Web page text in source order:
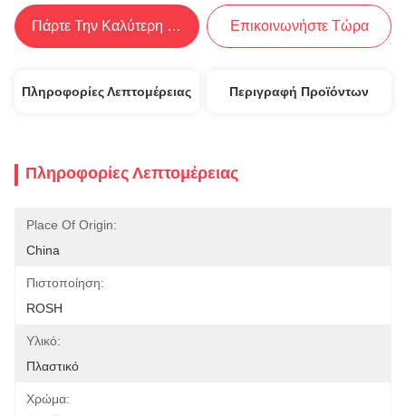
Πάρτε Την Καλύτερη Τιμή Επικοινωνήστε Τώρα
Πληροφορίες Λεπτομέρειας Περιγραφή Προϊόντων
Πληροφορίες Λεπτομέρειας
Place Of Origin:
China
Πιστοποίηση:
ROSH
Υλικό:
Πλαστικό
Χρώμα: